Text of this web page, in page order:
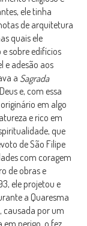
ele tinha
de arquitetura
quais ele
sobre edifícios
e adesão ​​aos
a Sagrada
e, com essa
em algo
e rico em
que
de São Filipe
com coragem
de obras e
ele projetou e
a Quaresma
causada por um